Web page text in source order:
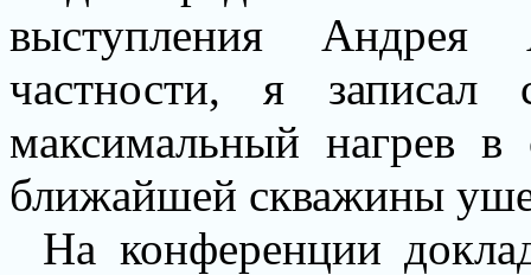
выступления Андрея
частности, я
максимальный нагрев
ближайшей скважины
На конференции